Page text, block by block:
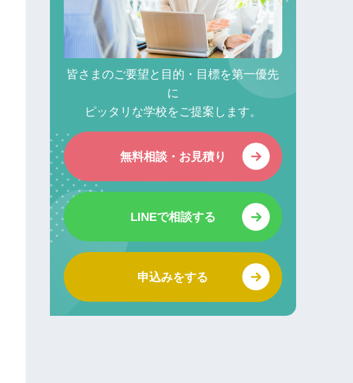
皆さまのご要望と目的・目標を第一優先
に
ピッタリな学校をご提案します。
無料相談・お見積り
LINEで相談する
申込みをする